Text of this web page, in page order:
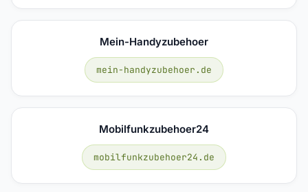
Mein-Handyzubehoer
mein-handyzubehoer.de
Mobilfunkzubehoer24
mobilfunkzubehoer24.de